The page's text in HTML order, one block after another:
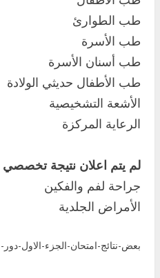
طب الطوارئ
طب الأسرة
طب أسنان الأسرة
طب الأطفال حديثي الولادة
الأشعة التشخيصية
الرعاية المركزة
لم يتم اعلان نتيجة تخصصي
جراحة لفم والفكين
الأمراض الجلدية
بعض-نتائج-امتحان-الجزء-الاول-دور-